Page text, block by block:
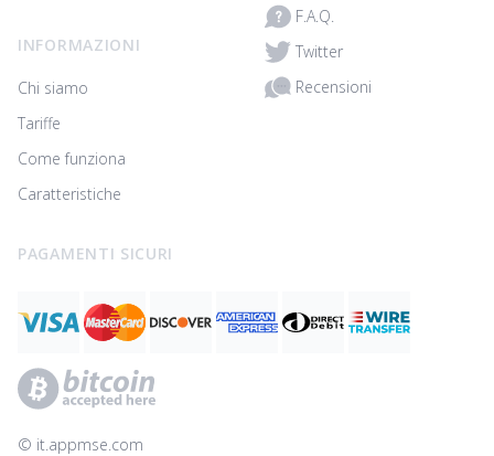
INFORMAZIONI
Chi siamo
Tariffe
Come funziona
Caratteristiche
F.A.Q.
Twitter
Recensioni
PAGAMENTI SICURI
© ‌it.appmse.com